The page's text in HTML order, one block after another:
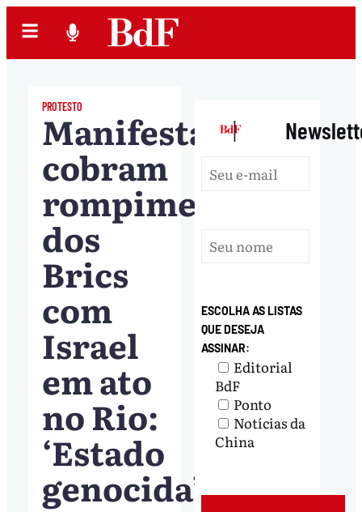
PROTESTO
Manifestantes
cobram
rompimento
dos
Brics
com
Israel
em ato
no Rio:
‘Estado
genocida’
|
ESCOLHA AS LISTAS
QUE DESEJA
ASSINAR:
Editorial
BdF
Ponto
Notícias da
China